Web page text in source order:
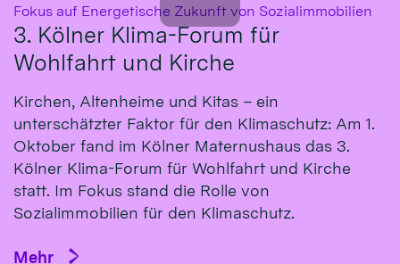
Fokus auf Energetische Zukunft von Sozialimmobilien
3. Kölner Klima-Forum für
Wohlfahrt und Kirche
Kirchen, Altenheime und Kitas – ein
unterschätzter Faktor für den Klimaschutz: Am 1.
Oktober fand im Kölner Maternushaus das 3.
Kölner Klima-Forum für Wohlfahrt und Kirche
statt. Im Fokus stand die Rolle von
Sozialimmobilien für den Klimaschutz.
Mehr